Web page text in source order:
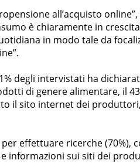
all’acquisto
è chiaramente in
in modo tale da
degli intervistati ha
di genere alimentare, il
il sito internet dei
effettuare ricerche (70%),
informazioni sui siti dei